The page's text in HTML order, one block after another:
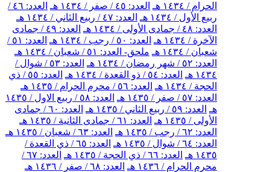
الحرام / ١٤٣٤ هـ
العدد: ٤٥ / صفر / ١٤٣٤ هـ
العدد: ٤٦ /
ربيع الأول / ١٤٣٤ هـ
العدد: ٤٧ / ربيع الثاني / ١٤٣٤ هـ
العدد: ٤٨ / جمادى الأولى / ١٤٣٤ هـ
العدد: ٤٩ / جمادى
الآخرة / ١٤٣٤ هـ
العدد: ٥٠ / رجب / ١٤٣٤ هـ
العدد: ٥١ /
شعبان / ١٤٣٤ هـ
ملحق- العدد: ٥١ / شعبان / ١٤٣٤ هـ
العدد: ٥٢ / شهر رمضان / ١٤٣٤ هـ
العدد: ٥٣ / شوال /
١٤٣٤ هـ
العدد: ٥٤ / ذو القعدة / ١٤٣٤ هـ
العدد: ٥٥ / ذي
الحجة / ١٤٣٤ هـ
العدد: ٥٦ / محرم الحرام / ١٤٣٥ هـ
العدد: ٥٧ / صفر / ١٤٣٥ هـ
العدد: ٥٨ / ربيع الاول / ١٤٣٥
هـ العدد: ٥٩ / ربيع الثاني / ١٤٣٥ هـ
العدد: ٦٠ / جمادى
الأولى / ١٤٣٥ هـ
العدد: ٦١ / جمادى الثانية / ١٤٣٥ هـ
العدد: ٦٢ / رجب / ١٤٣٥ هـ
العدد: ٦٣ / شعبان / ١٤٣٥ هـ
العدد: ٦٤ / شوال / ١٤٣٥ هـ
العدد: ٦٥ / ذي القعدة /
١٤٣٥ هـ
العدد: ٦٦ / ذي الحجة / ١٤٣٥ هـ
العدد: ٦٧ /
محرم الحرام / ١٤٣٦ هـ
العدد: ٦٨ / صفر / ١٤٣٦ هـ